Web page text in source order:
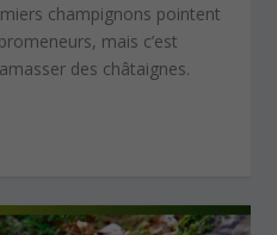
champignons pointent
mais c’est
des châtaignes.